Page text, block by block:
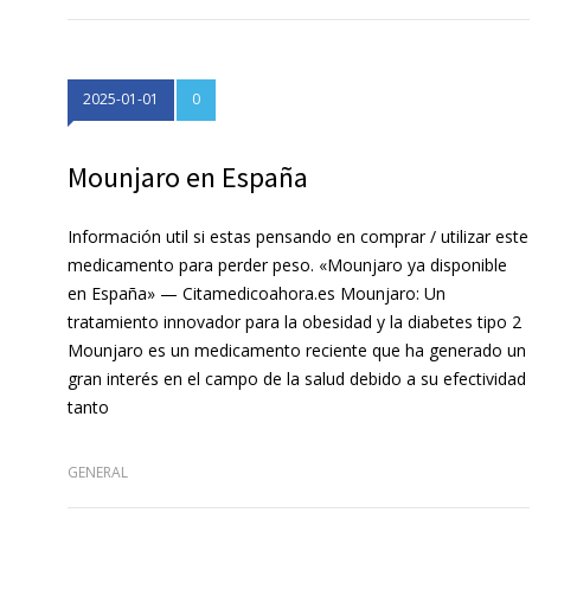
2025-01-01 0
Mounjaro en España
Información util si estas pensando en comprar / utilizar este
medicamento para perder peso. «Mounjaro ya disponible
en España» — Citamedicoahora.es Mounjaro: Un
tratamiento innovador para la obesidad y la diabetes tipo 2
Mounjaro es un medicamento reciente que ha generado un
gran interés en el campo de la salud debido a su efectividad
tanto
GENERAL